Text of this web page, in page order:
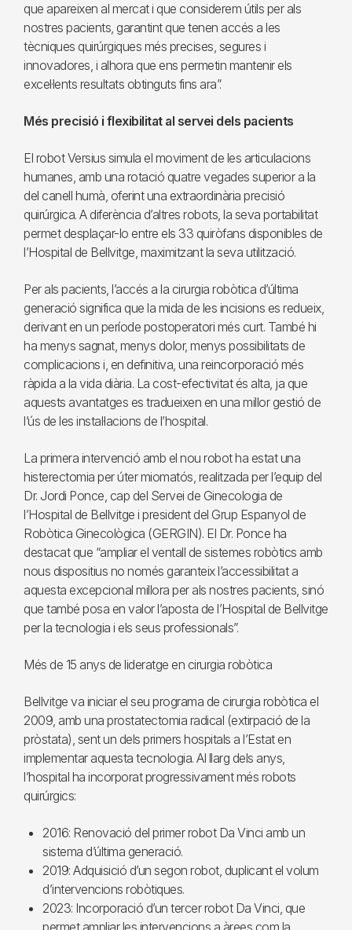
que apareixen al mercat i que considerem útils per als
nostres pacients, garantint que tenen accés a les
tècniques quirúrgiques més precises, segures i
innovadores, i alhora que ens permetin mantenir els
excel·lents resultats obtinguts fins ara”.
Més precisió i flexibilitat al servei dels pacients
El robot Versius simula el moviment de les articulacions
humanes, amb una rotació quatre vegades superior a la
del canell humà, oferint una extraordinària precisió
quirúrgica. A diferència d’altres robots, la seva portabilitat
permet desplaçar-lo entre els 33 quiròfans disponibles de
l’Hospital de Bellvitge, maximitzant la seva utilització.
Per als pacients, l’accés a la cirurgia robòtica d’última
generació significa que la mida de les incisions es redueix,
derivant en un període postoperatori més curt. També hi
ha menys sagnat, menys dolor, menys possibilitats de
complicacions i, en definitiva, una reincorporació més
ràpida a la vida diària. La cost-efectivitat és alta, ja que
aquests avantatges es tradueixen en una millor gestió de
l’ús de les instal·lacions de l’hospital.
La primera intervenció amb el nou robot ha estat una
histerectomia per úter miomatós, realitzada per l’equip del
Dr. Jordi Ponce, cap del Servei de Ginecologia de
l’Hospital de Bellvitge i president del Grup Espanyol de
Robòtica Ginecològica (GERGIN). El Dr. Ponce ha
destacat que “ampliar el ventall de sistemes robòtics amb
nous dispositius no només garanteix l’accessibilitat a
aquesta excepcional millora per als nostres pacients, sinó
que també posa en valor l’aposta de l’Hospital de Bellvitge
per la tecnologia i els seus professionals”.
Més de 15 anys de lideratge en cirurgia robòtica
Bellvitge va iniciar el seu programa de cirurgia robòtica el
2009, amb una prostatectomia radical (extirpació de la
pròstata), sent un dels primers hospitals a l’Estat en
implementar aquesta tecnologia. Al llarg dels anys,
l’hospital ha incorporat progressivament més robots
quirúrgics:
2016: Renovació del primer robot Da Vinci amb un
sistema d’última generació.
2019: Adquisició d’un segon robot, duplicant el volum
d’intervencions robòtiques.
2023: Incorporació d’un tercer robot Da Vinci, que
permet ampliar les intervencions a àrees com la